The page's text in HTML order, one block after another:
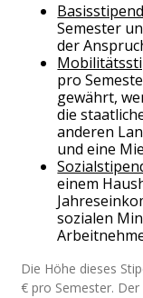
Semester
der
pro
gewährt,
die
anderen
und eine
einem
sozialen
Die Höhe dieses
€ pro Semester.